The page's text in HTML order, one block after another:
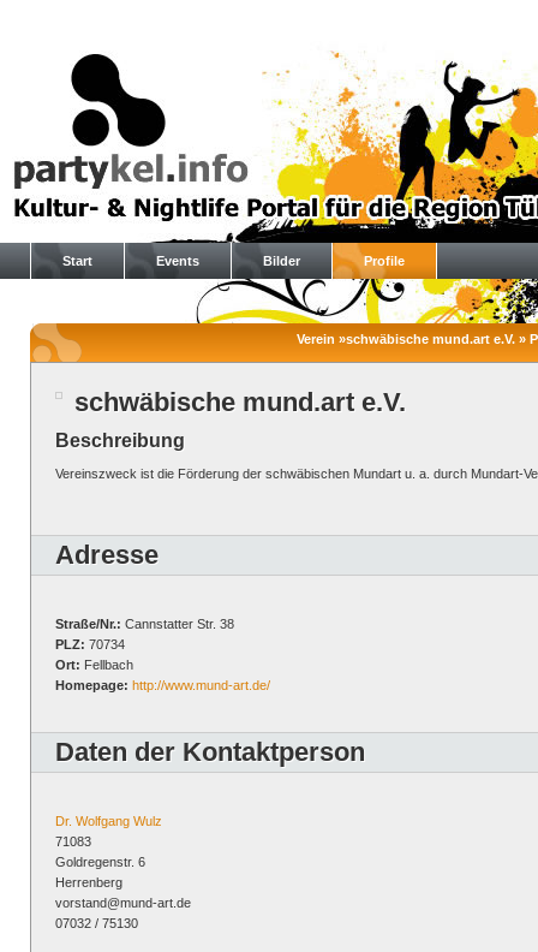
Start Events Bilder Profile
Verein »schwäbische mund.art e.V. »
schwäbische mund.art e.V.
Beschreibung
Vereinszweck ist die Förderung der schwäbischen Mundart u. a. durch Mundart-
Adresse
Straße/Nr.: Cannstatter Str. 38
PLZ: 70734
Ort: Fellbach
Homepage: http://www.mund-art.de/
Daten der Kontaktperson
Dr. Wolfgang Wulz
71083
Goldregenstr. 6
Herrenberg
vorstand@mund-art.de
07032 / 75130